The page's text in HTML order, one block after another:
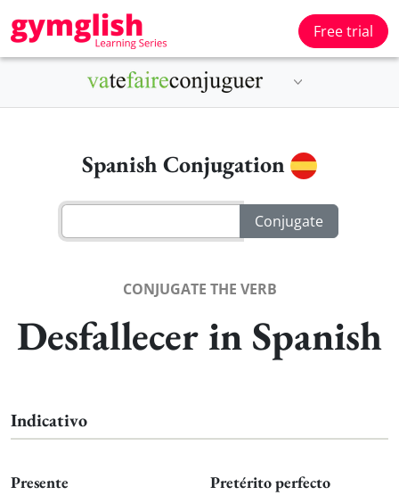
Free trial
Spanish Conjugation
CONJUGATE THE VERB
Desfallecer in Spanish
Indicativo
Presente Pretérito perfecto